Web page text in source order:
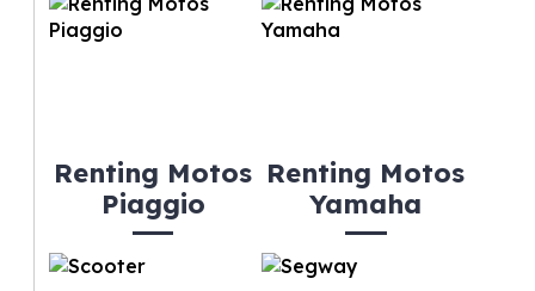
Renting Motos
Piaggio
Renting Motos
Yamaha